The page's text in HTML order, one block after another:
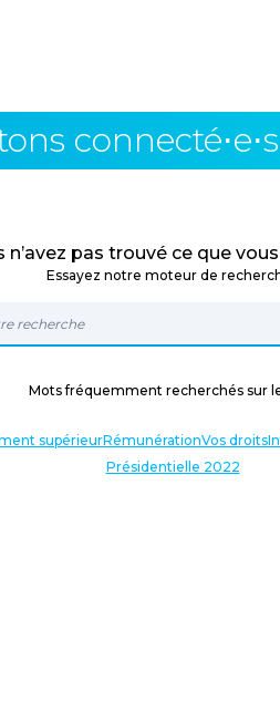
n’avez pas trouvé ce que
Essayez notre moteur de
Mots fréquemment recherchés sur
supérieurRémunérationVos droits
Présidentielle 2022